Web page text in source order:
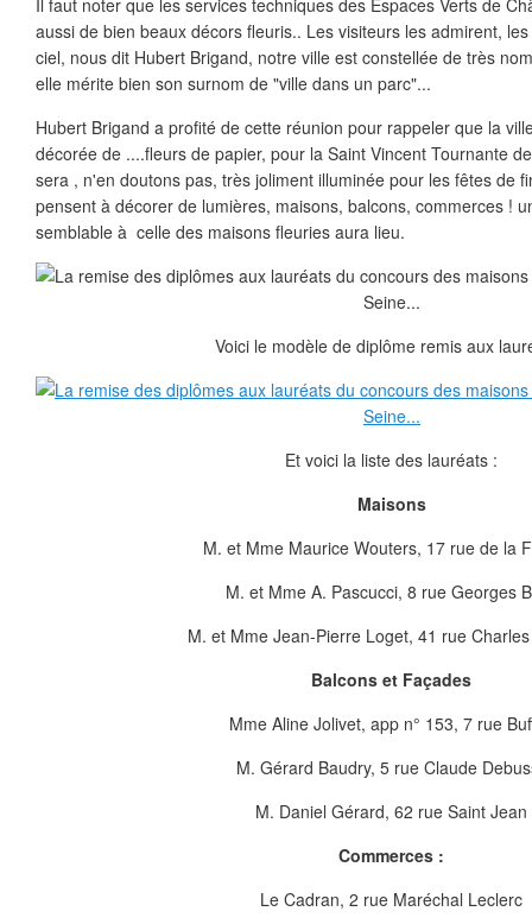
Il faut noter que les services techniques des Espaces Verts de
aussi de bien beaux décors fleuris.. Les visiteurs les admirent,
ciel, nous dit Hubert Brigand, notre ville est constellée de très
elle mérite bien son surnom de "ville dans un parc"...
Hubert Brigand a profité de cette réunion pour rappeler que la
décorée de ....fleurs de papier, pour la Saint Vincent Tournante
sera , n'en doutons pas, très joliment illuminée pour les fêtes de
pensent à décorer de lumières, maisons, balcons, commerces !
semblable à celle des maisons fleuries aura lieu.
Voici le modèle de diplôme remis aux
Et voici la liste des lauréats :
Maisons
M. et Mme Maurice Wouters, 17 rue de la
M. et Mme A. Pascucci, 8 rue Georges
M. et Mme Jean-Pierre Loget, 41 rue
Balcons et Façades
Mme Aline Jolivet, app n° 153, 7 rue
M. Gérard Baudry, 5 rue Claude
M. Daniel Gérard, 62 rue Saint Jean
Commerces :
Le Cadran, 2 rue Maréchal Leclerc